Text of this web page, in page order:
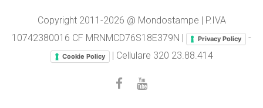
Copyright 2011-2026 @ Mondostampe | P.IVA
10742380016 CF MRNMCD76S18E379N |
Privacy Policy -
Cookie Policy | Cellulare 320 23.88.414